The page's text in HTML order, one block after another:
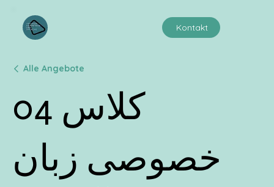
Kontakt
04 کلاس
خصوصی زبان
Alle Angebote